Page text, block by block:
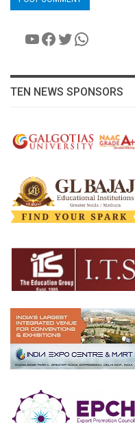
YouTube
Facebook
Twitter
TEN NEWS SPONSORS